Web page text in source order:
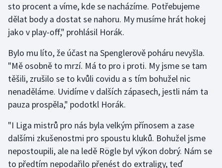
sto procent a víme, kde se nacházíme. Potřebujeme
dělat body a dostat se nahoru. My musíme hrát hokej
jako v play-off," prohlásil Horák.
Bylo mu líto, že účast na Spenglerově poháru nevyšla.
"Mě osobně to mrzí. Má to pro i proti. My jsme se tam
těšili, zrušilo se to kvůli covidu a s tím bohužel nic
nenaděláme. Uvidíme v dalších zápasech, jestli nám ta
pauza prospěla," podotkl Horák.
"I Liga mistrů pro nás byla velkým přínosem a zase
dalšími zkušenostmi pro spoustu kluků. Bohužel jsme
nepostoupili, ale na ledě Rögle byl výkon dobrý. Nám se
to předtím nepodařilo přenést do extraligy, teď